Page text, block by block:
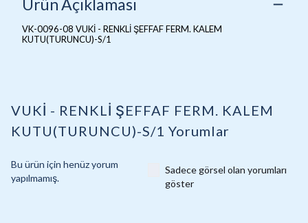
Ürün Açıklaması
VK-0096-08 VUKİ - RENKLİ ŞEFFAF FERM. KALEM
KUTU(TURUNCU)-S/1
VUKİ - RENKLİ ŞEFFAF FERM. KALEM
KUTU(TURUNCU)-S/1 Yorumlar
Bu ürün için henüz yorum
yapılmamış.
Sadece görsel olan yorumları
göster